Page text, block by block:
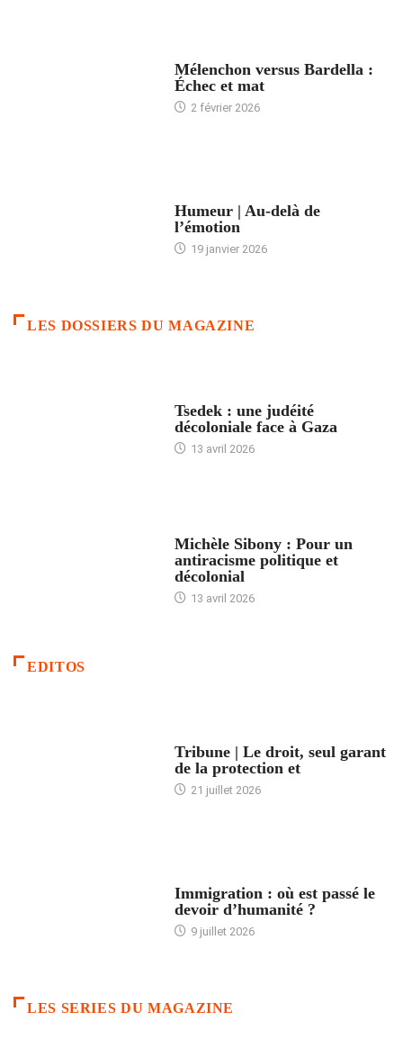
Mélenchon versus Bardella :
Échec et mat
2 février 2026
Humeur | Au-delà de
l’émotion
19 janvier 2026
LES DOSSIERS DU MAGAZINE
Tsedek : une judéité
décoloniale face à Gaza
13 avril 2026
Michèle Sibony : Pour un
antiracisme politique et
décolonial
13 avril 2026
EDITOS
Tribune | Le droit, seul garant
de la protection et
21 juillet 2026
Immigration : où est passé le
devoir d’humanité ?
9 juillet 2026
LES SERIES DU MAGAZINE